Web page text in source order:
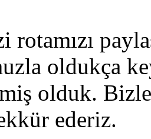
rotamızı
oldukça
olduk.
ederiz.